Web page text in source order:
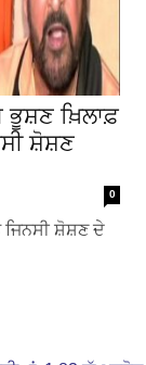
ਭੂਸ਼ਣ ਖ਼ਿਲਾਫ਼
ਸ਼ੋਸ਼ਣ
0
ਜਿਨਸੀ ਸ਼ੋਸ਼ਣ ਦੇ